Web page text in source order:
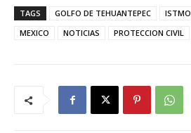
TAGS GOLFO DE TEHUANTEPEC ISTMO
MEXICO
NOTICIAS PROTECCION CIVIL